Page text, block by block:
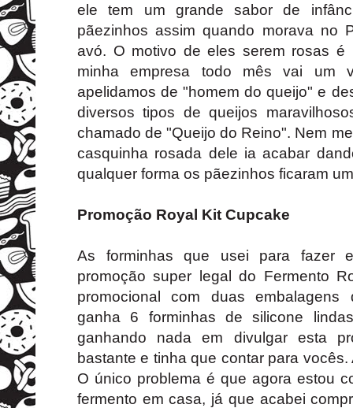
ele tem um grande sabor de
pãezinhos assim quando morava no
avó. O motivo de eles serem rosas é
minha empresa todo mês vai um
apelidamos de "homem do queijo" e
diversos tipos de queijos
chamado de "Queijo do Reino". Nem
casquinha rosada dele ia acabar
qualquer forma os pãezinhos ficaram
Promoção Royal Kit Cupcake
As forminhas que usei para fazer
promoção super legal do Fermento
promocional com duas
ganha 6 forminhas de silicone
ganhando nada em divulgar esta
bastante e tinha que contar para
O único problema é que agora estou
fermento em casa, já que acabei